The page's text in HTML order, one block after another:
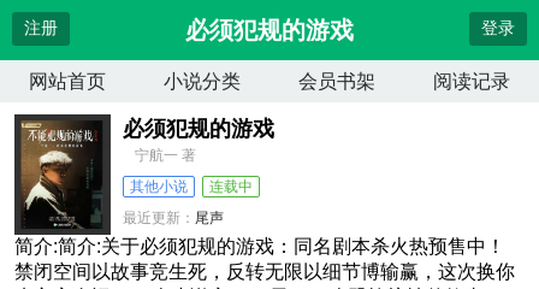
注册 必须犯规的游戏 登录
网站首页 小说分类 会员书架 阅读记录
必须犯规的游戏
宁航一 著
其他小说
连载中
最近更新： 尾声
更新时间：2026-04-13 18:05:20
简介:简介:关于必须犯规的游戏：同名剧本杀火热预售中！
禁闭空间以故事竞生死，反转无限以细节博输赢，这次换你